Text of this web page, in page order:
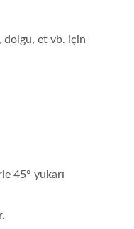
dolgu, et vb. için
45° yukarı